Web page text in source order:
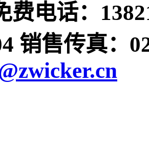
费电话：
销售传真：